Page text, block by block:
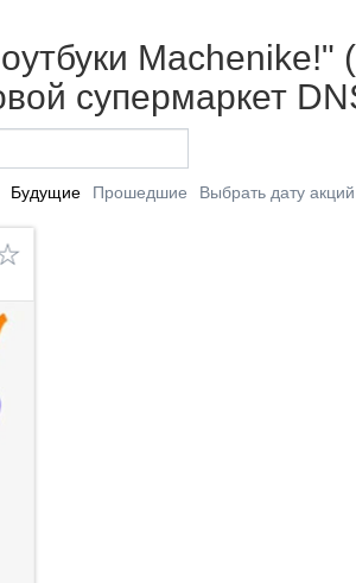
супермаркет
Будущие Прошедшие Выбрать дату акций